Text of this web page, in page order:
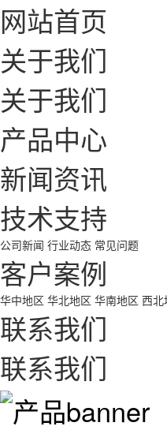
网站首页
关于我们
关于我们
产品中心
新闻资讯
技术支持
公司新闻 行业动态 常见问题
客户案例
华中地区 华北地区 华南地区 西北
联系我们
联系我们